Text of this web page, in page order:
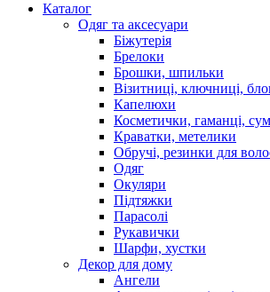
Каталог
Oдяг та аксесуари
Біжутерія
Брелоки
Брошки, шпильки
Візитниці, ключниці,
Капелюхи
Косметички, гаманці,
Краватки, метелики
Обручі, резинки для
Одяг
Окуляри
Підтяжки
Парасолі
Рукавички
Шарфи, хустки
Декор для дому
Ангели